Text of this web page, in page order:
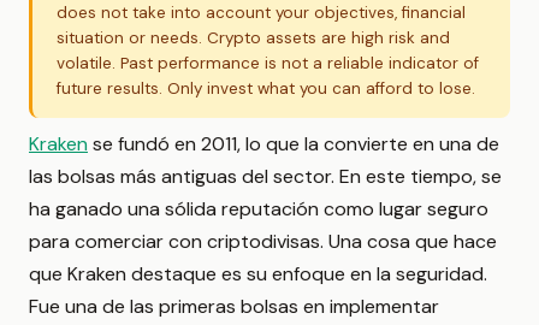
does not take into account your objectives, financial
situation or needs. Crypto assets are high risk and
volatile. Past performance is not a reliable indicator of
future results. Only invest what you can afford to lose.
Krakense fundó en 2011, lo que la convierte en una de
las bolsas más antiguas del sector. En este tiempo, se
ha ganado una sólida reputación como lugar seguro
para comerciar con criptodivisas. Una cosa que hace
que Kraken destaque es su enfoque en la seguridad.
Fue una de las primeras bolsas en implementar